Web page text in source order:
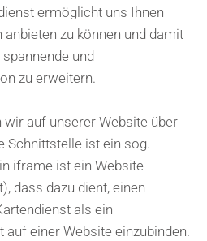
ermöglicht uns Ihnen
zu können und damit
und
zu erweitern.
wir auf unserer Website über
Schnittstelle ist ein sog.
iframe ist ein Website-
dass dazu dient, einen
als ein
einer Website einzubinden.